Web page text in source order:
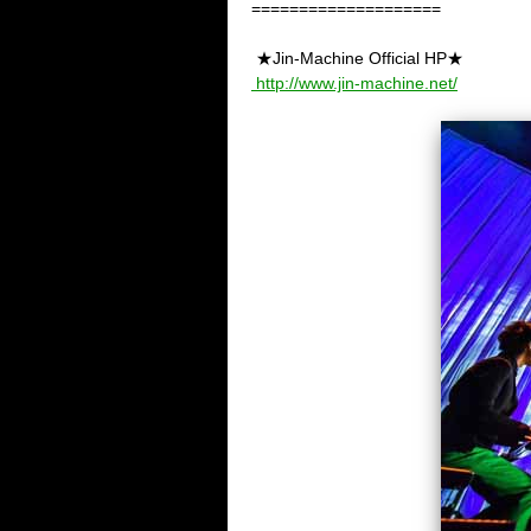
====================
★Jin-Machine Official HP★
http://www.jin-machine.net/